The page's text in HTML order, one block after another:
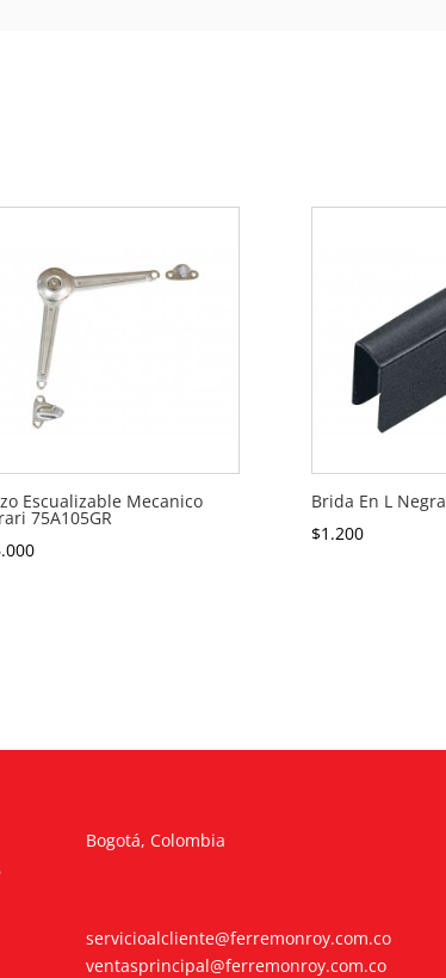
Escualizable Mecanico
75A105GR
Brida En L Negra
$1.200
Bogotá, Colombia
servicioalcliente@ferremonroy.com.co
ventasprincipal@ferremonroy.com.co